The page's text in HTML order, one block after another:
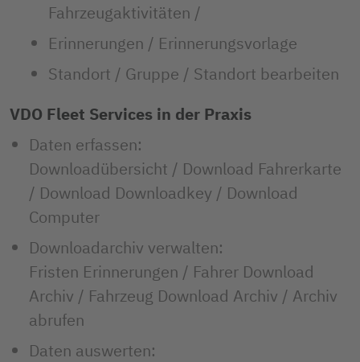
Fahrzeugaktivitäten /
Erinnerungen / Erinnerungsvorlage
Standort / Gruppe / Standort bearbeiten
VDO Fleet Services in der Praxis
Daten erfassen:
Downloadübersicht / Download Fahrerkarte
/ Download Downloadkey / Download
Computer
Downloadarchiv verwalten:
Fristen Erinnerungen / Fahrer Download
Archiv / Fahrzeug Download Archiv / Archiv
abrufen
Daten auswerten: